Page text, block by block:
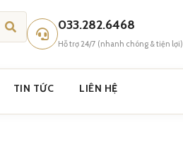
033.282.6468
Hỗ trợ 24/7 (nhanh chóng & tiện lợi)
TIN TỨC LIÊN HỆ